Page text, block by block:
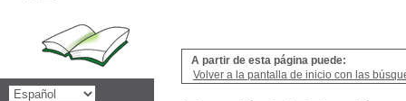
A partir de esta página puede:
Volver a la pantalla de inicio con las